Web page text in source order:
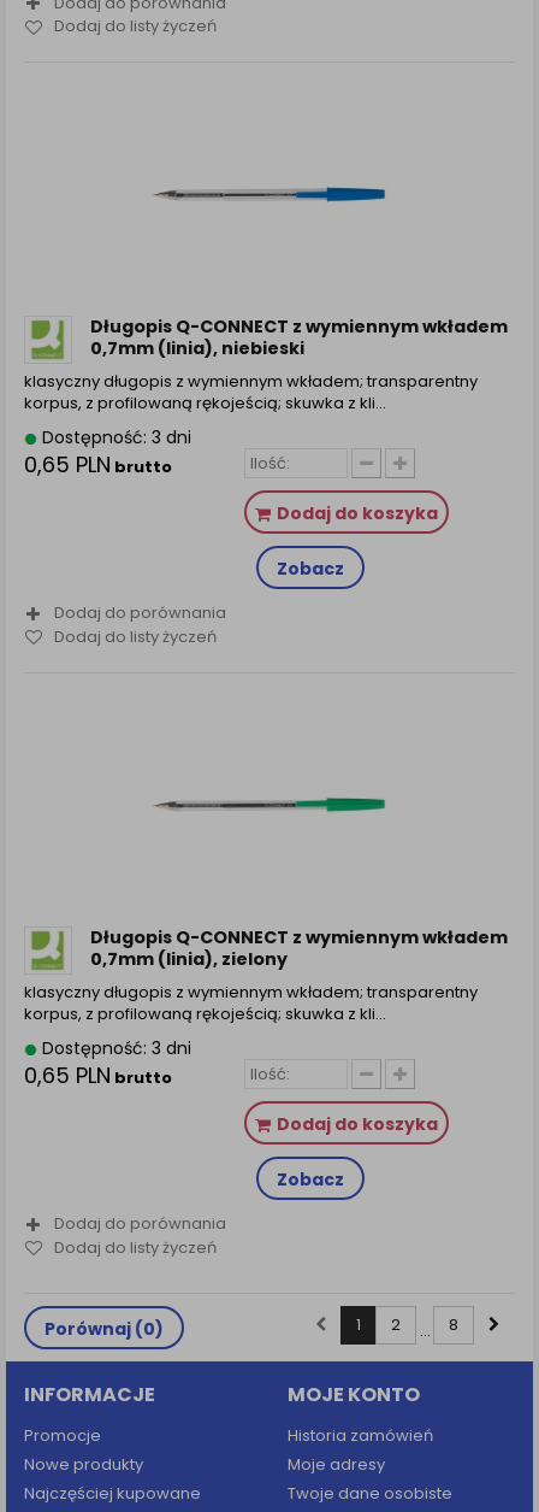
Dodaj do listy życzeń
Długopis Q-CONNECT z wymiennym wkładem
0,7mm (linia), niebieski
klasyczny długopis z wymiennym wkładem; transparentny
korpus, z profilowaną rękojeścią; skuwka z kli...
Dostępność: 3 dni
0,65 PLN brutto
Dodaj do koszyka
Zobacz
Dodaj do porównania
Dodaj do listy życzeń
Długopis Q-CONNECT z wymiennym wkładem
0,7mm (linia), zielony
klasyczny długopis z wymiennym wkładem; transparentny
korpus, z profilowaną rękojeścią; skuwka z kli...
Dostępność: 3 dni
0,65 PLN brutto
Dodaj do koszyka
Zobacz
Dodaj do porównania
Dodaj do listy życzeń
Porównaj (0) 1 2 ... 8
INFORMACJE
Promocje
Nowe produkty
Najczęściej kupowane
MOJE KONTO
Historia zamówień
Moje adresy
Twoje dane osobiste